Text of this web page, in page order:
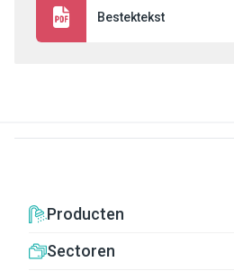
Bestektekst
Producten
Sectoren